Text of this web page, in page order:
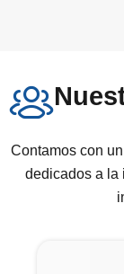
Contamos con
dedicados a la